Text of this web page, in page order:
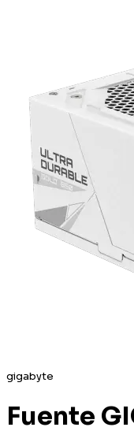
gigabyte
Fuente